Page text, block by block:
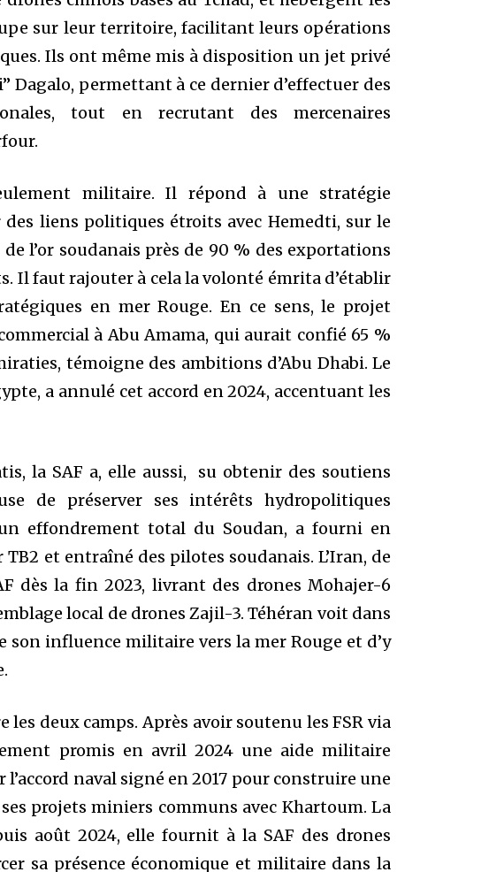
sur leur territoire, facilitant leurs opérations
Ils ont même mis à disposition un jet privé
Dagalo, permettant à ce dernier d’effectuer des
tout en recrutant des mercenaires
militaire. Il répond à une stratégie
liens politiques étroits avec Hemedti, sur le
l’or soudanais près de 90 % des exportations
Il faut rajouter à cela la volonté émrita d’établir
en mer Rouge. En ce sens, le projet
à Abu Amama, qui aurait confié 65 %
témoigne des ambitions d’Abu Dhabi. Le
a annulé cet accord en 2024, accentuant les
la SAF a, elle aussi, su obtenir des soutiens
de préserver ses intérêts hydropolitiques
effondrement total du Soudan, a fourni en
et entraîné des pilotes soudanais. L’Iran, de
dès la fin 2023, livrant des drones Mohajer-6
local de drones Zajil-3. Téhéran voit dans
son influence militaire vers la mer Rouge et d’y
les deux camps. Après avoir soutenu les FSR via
promis en avril 2024 une aide militaire
naval signé en 2017 pour construire une
projets miniers communs avec Khartoum. La
août 2024, elle fournit à la SAF des drones
sa présence économique et militaire dans la